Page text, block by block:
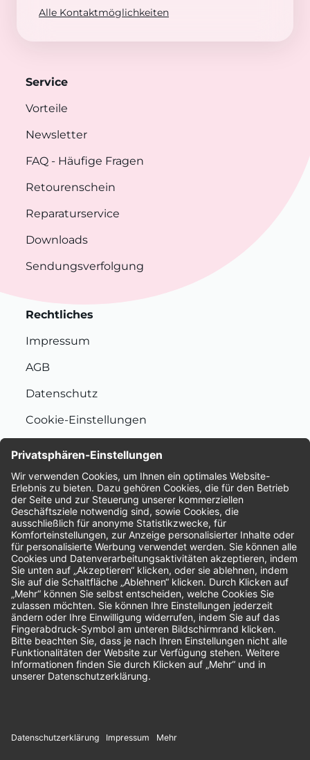
Alle Kontaktmöglichkeiten
Service
Vorteile
Newsletter
FAQ - Häufige Fragen
Retourenschein
Reparaturservice
Downloads
Sendungsverfolgung
Rechtliches
Impressum
AGB
Datenschutz
Cookie-Einstellungen
Bewertungen
Unsere Zahlungsarten: